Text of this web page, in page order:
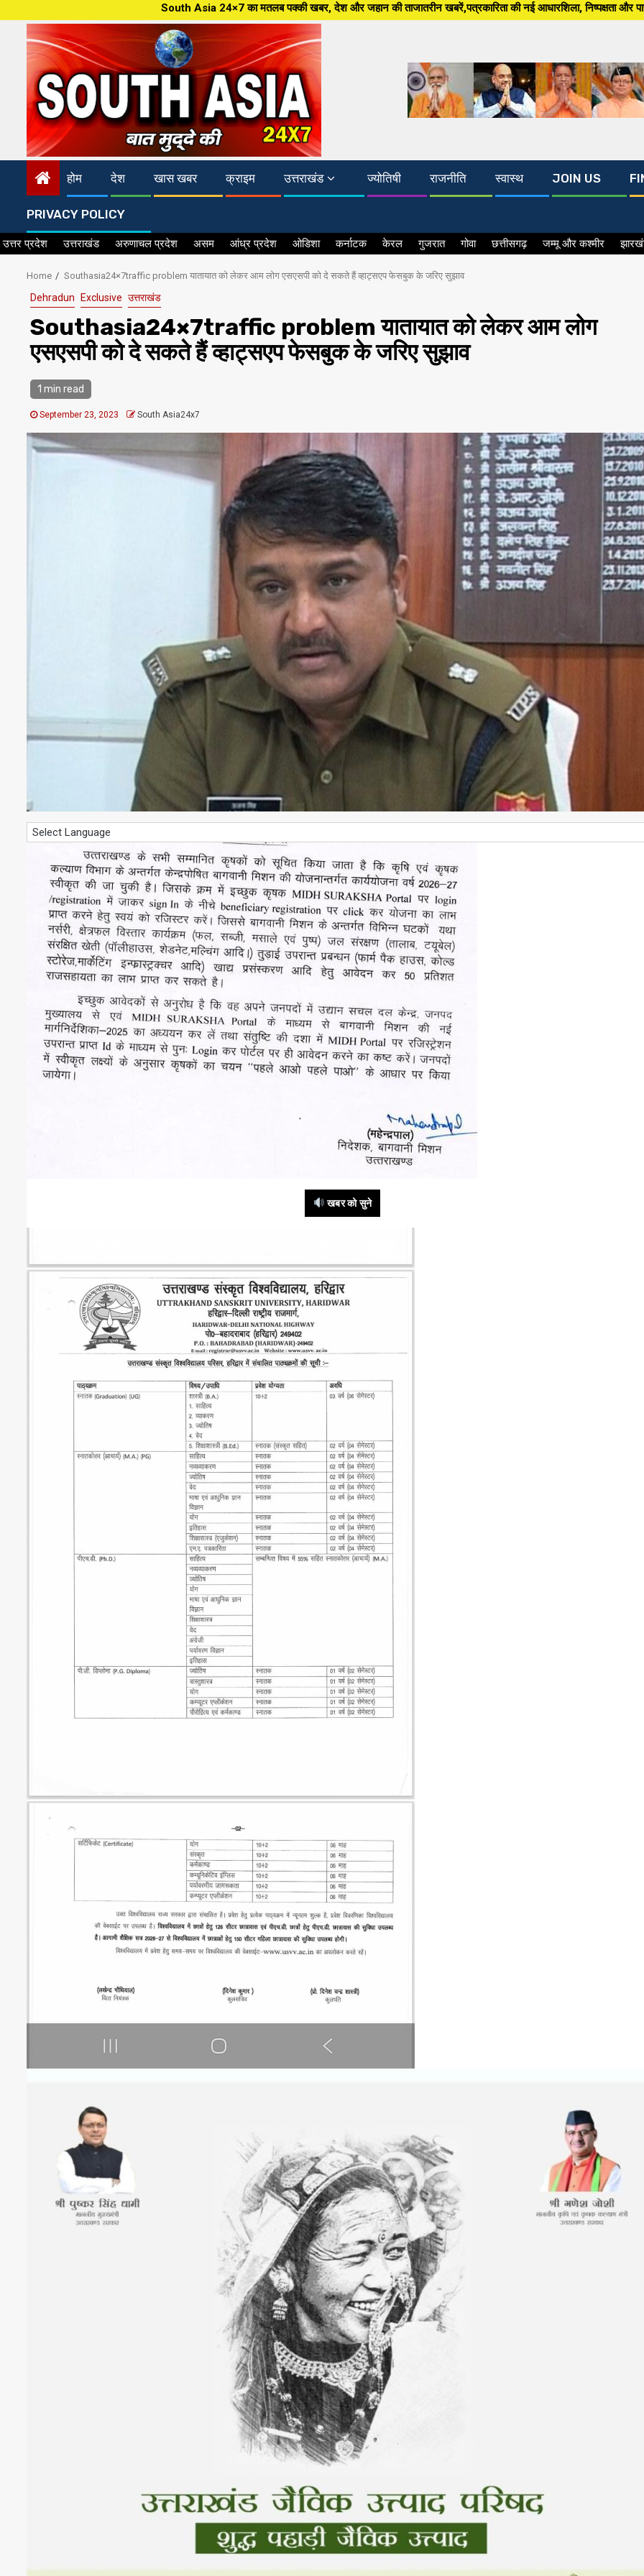
to
content
South Asia 24×7 का मतलब पक्की खबर, देश और जहान की ताजातरीन खबरें,पत्रकारिता की नई आधारशिला, निष्पक्षता और पारदर्शिता अब,
होम देश खास खबर क्राइम उत्तराखंड ज्योतिषी राजनीति स्वास्थ JOIN US
PRIVACY POLICY
उत्तर प्रदेश उत्तराखंड अरुणाचल प्रदेश असम आंध्र प्रदेश ओडिशा कर्नाटक केरल गुजरात गोवा छत्तीसगढ़ जम्मू और कश्मीर
Home Southasia24×7traffic problem यातायात को लेकर आम लोग एसएसपी को दे सकते हैं व्हाट्सएप फेसबुक के जरिए सुझाव
Dehradun Exclusive उत्तराखंड
Southasia24×7traffic problem यातायात को लेकर आम लोग
एसएसपी को दे सकते हैं व्हाट्सएप फेसबुक के जरिए सुझाव
1 min read
September 23, 2023 South Asia24x7
खबर को सुने